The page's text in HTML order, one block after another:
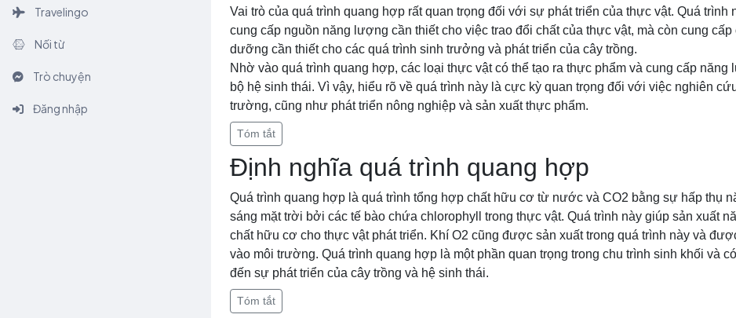
Travelingo
Nối từ
Trò chuyện
Đăng nhập
Vai trò của quá trình quang hợp rất quan trọng đối với sự phát triển của thực vật. Quá trình
cung cấp nguồn năng lượng cần thiết cho việc trao đổi chất của thực vật, mà còn cung cấp
dưỡng cần thiết cho các quá trình sinh trưởng và phát triển của cây trồng.
Nhờ vào quá trình quang hợp, các loại thực vật có thể tạo ra thực phẩm và cung cấp năng
bộ hệ sinh thái. Vì vậy, hiểu rõ về quá trình này là cực kỳ quan trọng đối với việc nghiên
trường, cũng như phát triển nông nghiệp và sản xuất thực phẩm.
Tóm tắt
Định nghĩa quá trình quang hợp
Quá trình quang hợp là quá trình tổng hợp chất hữu cơ từ nước và CO2 bằng sự hấp thụ
sáng mặt trời bởi các tế bào chứa chlorophyll trong thực vật. Quá trình này giúp sản xuất
chất hữu cơ cho thực vật phát triển. Khí O2 cũng được sản xuất trong quá trình này và
vào môi trường. Quá trình quang hợp là một phần quan trọng trong chu trình sinh khối và
đến sự phát triển của cây trồng và hệ sinh thái.
Tóm tắt